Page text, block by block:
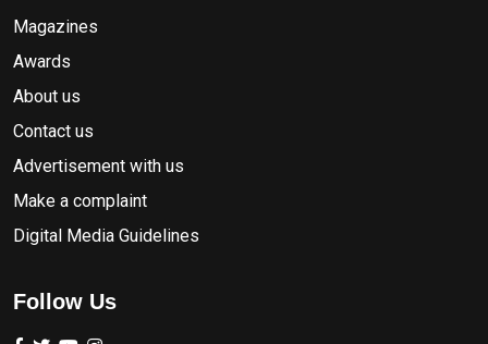
Magazines
Awards
About us
Contact us
Advertisement with us
Make a complaint
Digital Media Guidelines
Follow Us